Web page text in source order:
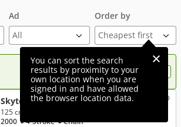
Ad Order by
You can sort the search
results by proximity to your
own location when you are
signed in and have allowed
the browser location data.
Want more visibility to your ad?
Skyteam Manki
125 cm³
2000 ● 4-Stroke● Chain